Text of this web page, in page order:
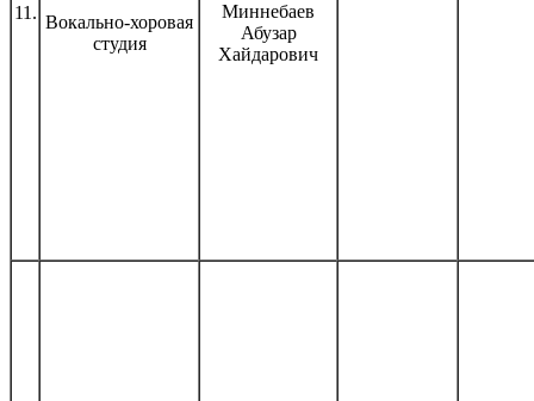
11. Вокально-хоровая
студия
Миннебаев
Абузар
Хайдарович